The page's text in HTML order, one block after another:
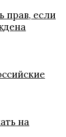
прав, если
на